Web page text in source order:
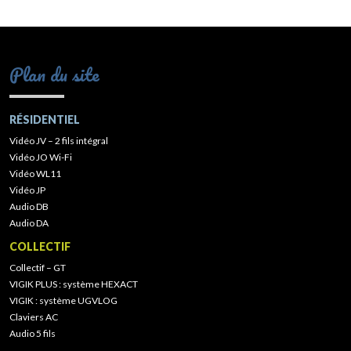
Plan du site
RÉSIDENTIEL
Vidéo JV – 2 fils intégral
Vidéo JO Wi-Fi
Vidéo WL11
Vidéo JP
Audio DB
Audio DA
COLLECTIF
Collectif – GT
VIGIK PLUS : système HEXACT
VIGIK : système UGVLOG
Claviers AC
Audio 5 fils